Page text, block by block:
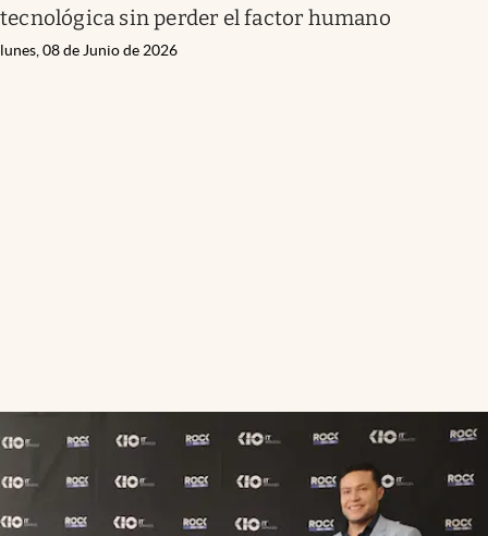
tecnológica sin perder el factor humano
lunes, 08 de Junio de 2026